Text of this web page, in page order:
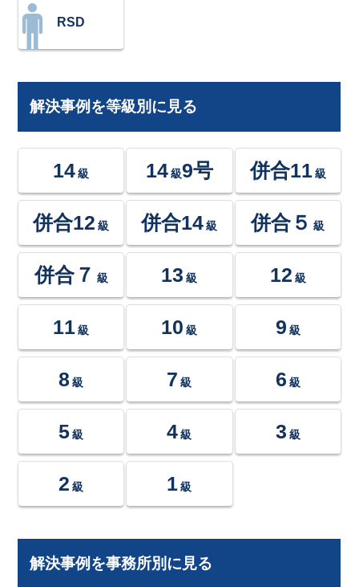
RSD
解決事例を等級別に見る
14 級 14級9号 併合11 級
併合12 級 併合14 級 併合５ 級
併合７ 級 13 級 12 級
11 級 10 級 9 級
8 級 7 級 6 級
5 級 4 級 3 級
2 級 1 級
解決事例を事務所別に見る